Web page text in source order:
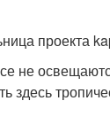
проекта
не
здесь